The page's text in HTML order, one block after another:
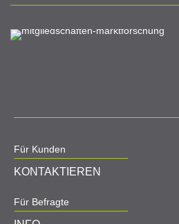
Für Kunden
KONTAKTIEREN
Für Befragte